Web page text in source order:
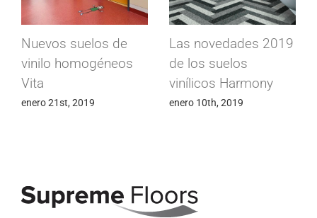
suelos de
2019
Las novedades 2019
de los suelos
vinílicos Harmony
enero 10th, 2019
Suprawall,
que lo